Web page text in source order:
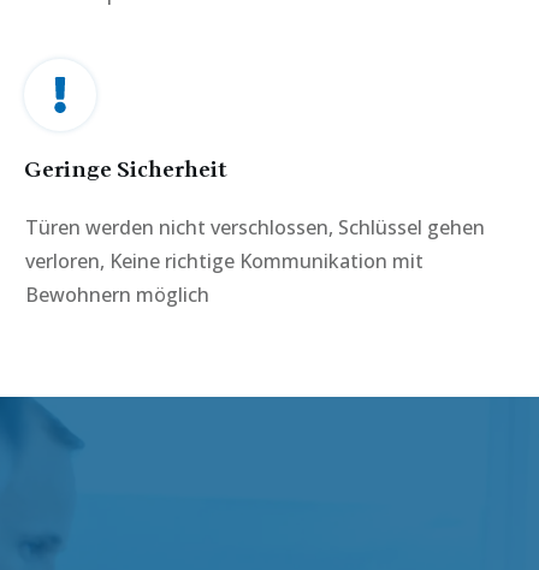
Geringe Sicherheit
Türen werden nicht verschlossen, Schlüssel gehen
verloren, Keine richtige Kommunikation mit
Bewohnern möglich